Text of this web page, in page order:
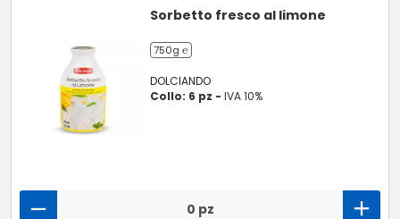
Sorbetto fresco al limone
750g ℮
DOLCIANDO
Collo: 6 pz -IVA 10%
0 pz